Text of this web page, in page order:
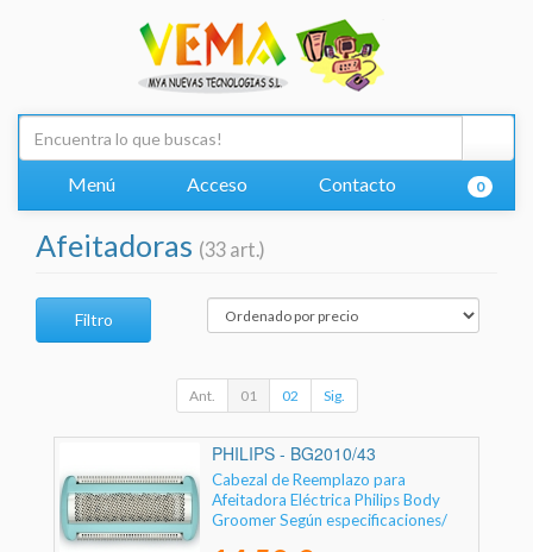
Menú Acceso Contacto 0
Afeitadoras (33 art.)
Filtro
Ant. 01 02 Sig.
PHILIPS - BG2010/43
Cabezal de Reemplazo para
Afeitadora Eléctrica Philips Body
Groomer Según especificaciones/